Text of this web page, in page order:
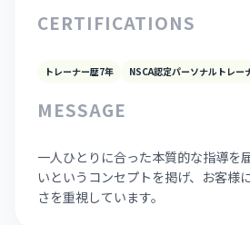
CERTIFICATIONS
トレーナー歴7年 NSCA認定パーソナルトレー
MESSAGE
一人ひとりに合った本質的な指導を
いというコンセプトを掲げ、お客様
さを重視しています。